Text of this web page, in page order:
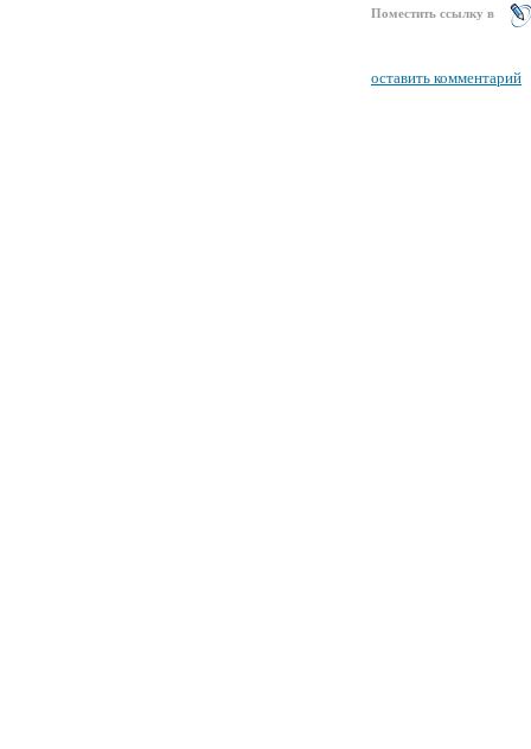
Поместить ссылку в
оставить комментарий